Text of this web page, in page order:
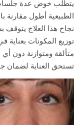
يتطلب خوض عدة جلسات
الطبيعية أطول مقارنة
نجاح هذا العلاج
توزيع المكونات بعناية
متألقة ومتوازنة دون أي
تستحق العناية لضمان